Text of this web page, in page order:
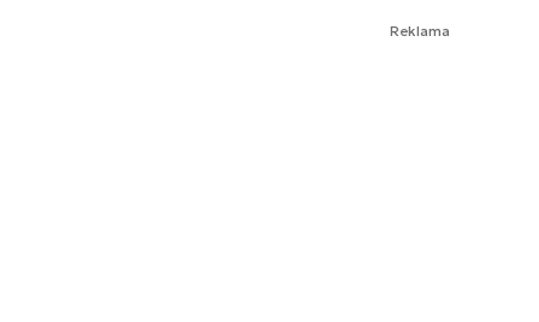
Reklama